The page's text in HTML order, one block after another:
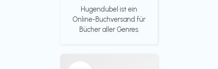
Hugendubel ist ein
Online-Buchversand für
Bücher aller Genres.